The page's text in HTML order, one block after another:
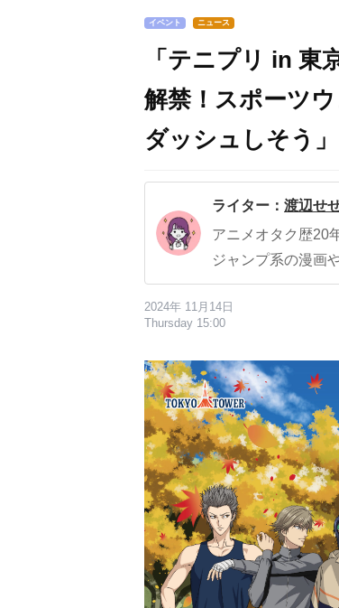
イベント ニュース
「テニプリ in 東
解禁！スポーツ
ダッシュしそう」
ライター： 渡辺せ
アニメオタク歴20
ジャンプ系の漫画
2024年 11月14日
Thursday 15:00